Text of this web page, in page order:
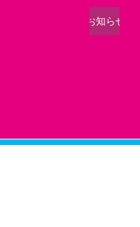
準優勝作品決定のお知らせ